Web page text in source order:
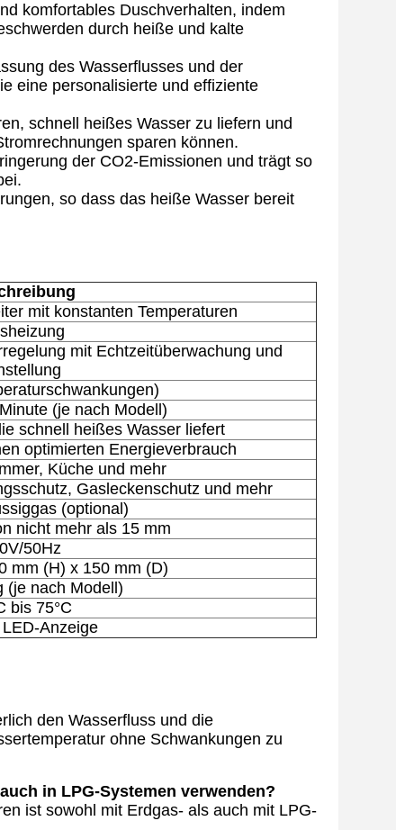
komfortables Duschverhalten, indem
durch heiße und kalte
des Wasserflusses und der
eine personalisierte und effiziente
schnell heißes Wasser zu liefern und
sparen können.
der CO2-Emissionen und trägt so
so dass das heiße Wasser bereit
mit konstanten Temperaturen
mit Echtzeitüberwachung und
(je nach Modell)
schnell heißes Wasser liefert
optimierten Energieverbrauch
Küche und mehr
Gasleckenschutz und mehr
(optional)
nicht mehr als 15 mm
50Hz
mm (H) x 150 mm (D)
(je nach Modell)
bis 75°C
Anzeige
den Wasserfluss und die
ohne Schwankungen zu
in LPG-Systemen verwenden?
ist sowohl mit Erdgas- als auch mit LPG-